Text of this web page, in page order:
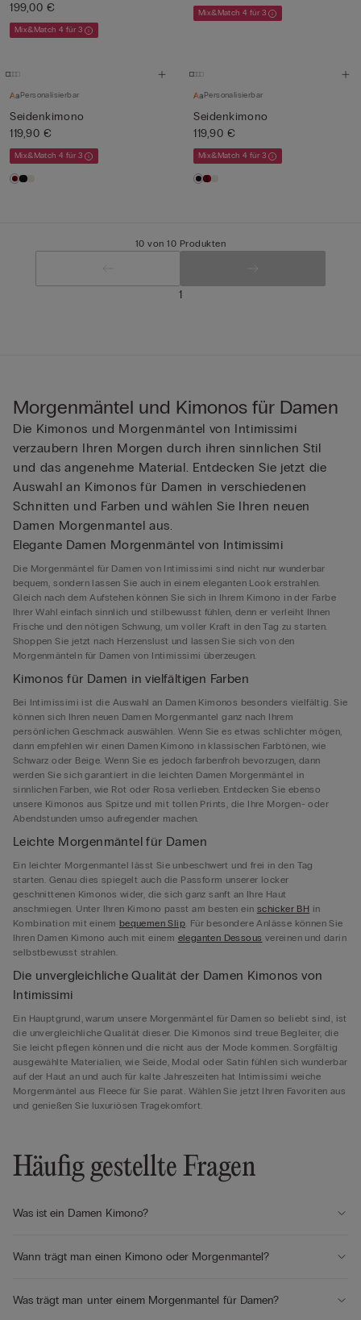
199,00 €
Mix&Match 4 für 3
Mix&Match 4 für 3
Personalisierbar
Seidenkimono
119,90 €
Mix&Match 4 für 3
Personalisierbar
Seidenkimono
119,90 €
Mix&Match 4 für 3
10 von 10 Produkten
1
Morgenmäntel und Kimonos für Damen
Die Kimonos und Morgenmäntel von Intimissimi
verzaubern Ihren Morgen durch ihren sinnlichen Stil
und das angenehme Material. Entdecken Sie jetzt die
Auswahl an Kimonos für Damen in verschiedenen
Schnitten und Farben und wählen Sie Ihren neuen
Damen Morgenmantel aus.
Elegante Damen Morgenmäntel von Intimissimi
Die Morgenmäntel für Damen von Intimissimi sind nicht nur wunderbar
bequem, sondern lassen Sie auch in einem eleganten Look erstrahlen.
Gleich nach dem Aufstehen können Sie sich in Ihrem Kimono in der Farbe
Ihrer Wahl einfach sinnlich und stilbewusst fühlen, denn er verleiht Ihnen
Frische und den nötigen Schwung, um voller Kraft in den Tag zu starten.
Shoppen Sie jetzt nach Herzenslust und lassen Sie sich von den
Morgenmänteln für Damen von Intimissimi überzeugen.
Kimonos für Damen in vielfältigen Farben
Bei Intimissimi ist die Auswahl an Damen Kimonos besonders vielfältig. Sie
können sich Ihren neuen Damen Morgenmantel ganz nach Ihrem
persönlichen Geschmack auswählen. Wenn Sie es etwas schlichter mögen,
dann empfehlen wir einen Damen Kimono in klassischen Farbtönen, wie
Schwarz oder Beige. Wenn Sie es jedoch farbenfroh bevorzugen, dann
werden Sie sich garantiert in die leichten Damen Morgenmäntel in
sinnlichen Farben, wie Rot oder Rosa verlieben. Entdecken Sie ebenso
unsere Kimonos aus Spitze und mit tollen Prints, die Ihre Morgen- oder
Abendstunden umso aufregender machen.
Leichte Morgenmäntel für Damen
Ein leichter Morgenmantel lässt Sie unbeschwert und frei in den Tag
starten. Genau dies spiegelt auch die Passform unserer locker
geschnittenen Kimonos wider, die sich ganz sanft an Ihre Haut
anschmiegen. Unter Ihren Kimono passt am besten ein schicker BH in
Kombination mit einem bequemen Slip . Für besondere Anlässe können Sie
Ihren Damen Kimono auch mit einem eleganten Dessous vereinen und darin
selbstbewusst strahlen.
Die unvergleichliche Qualität der Damen Kimonos von
Intimissimi
Ein Hauptgrund, warum unsere Morgenmäntel für Damen so beliebt sind, ist
die unvergleichliche Qualität dieser. Die Kimonos sind treue Begleiter, die
Sie leicht pflegen können und die nicht aus der Mode kommen. Sorgfältig
ausgewählte Materialien, wie Seide, Modal oder Satin fühlen sich wunderbar
auf der Haut an und auch für kalte Jahreszeiten hat Intimissimi weiche
Morgenmäntel aus Fleece für Sie parat. Wählen Sie jetzt Ihren Favoriten aus
und genießen Sie luxuriösen Tragekomfort.
Häufig gestellte Fragen
Was ist ein Damen Kimono?
Wann trägt man einen Kimono oder Morgenmantel?
Was trägt man unter einem Morgenmantel für Damen?